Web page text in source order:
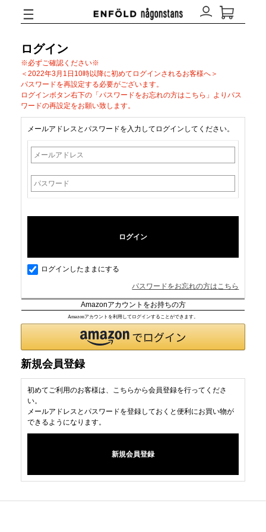
ログイン
※必ずご確認ください※
＜2022年3月1日10時以降に初めてログインされるお客様へ＞
パスワードを再設定する必要がございます。
ログインボタン右下の「パスワードをお忘れの方はこちら」よりパス
ワードの再設定をお願い致します。
メールアドレスとパスワードを入力してログインしてください。
ログインしたままにする
パスワードをお忘れの方はこちら
Amazonアカウントをお持ちの方
Amazonアカウントを利用してログインすることができます。
新規会員登録
初めてご利用のお客様は、こちらから会員登録を行ってくださ
い。
メールアドレスとパスワードを登録しておくと便利にお買い物が
できるようになります。